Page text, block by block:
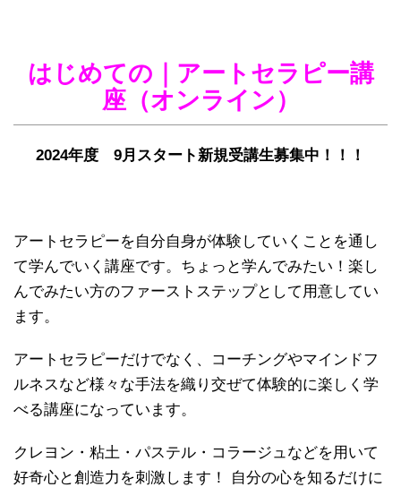
はじめての｜アートセラピー講
座（オンライン）
2024年度 9月スタート新規受講生募集中！！！
アートセラピーを自分自身が体験していくことを通し
て学んでいく講座です。ちょっと学んでみたい！楽し
んでみたい方のファーストステップとして用意してい
ます。
アートセラピーだけでなく、コーチングやマインドフ
ルネスなど様々な手法を織り交ぜて体験的に楽しく学
べる講座になっています。
クレヨン・粘土・パステル・コラージュなどを用いて
好奇心と創造力を刺激します！ 自分の心を知るだけに